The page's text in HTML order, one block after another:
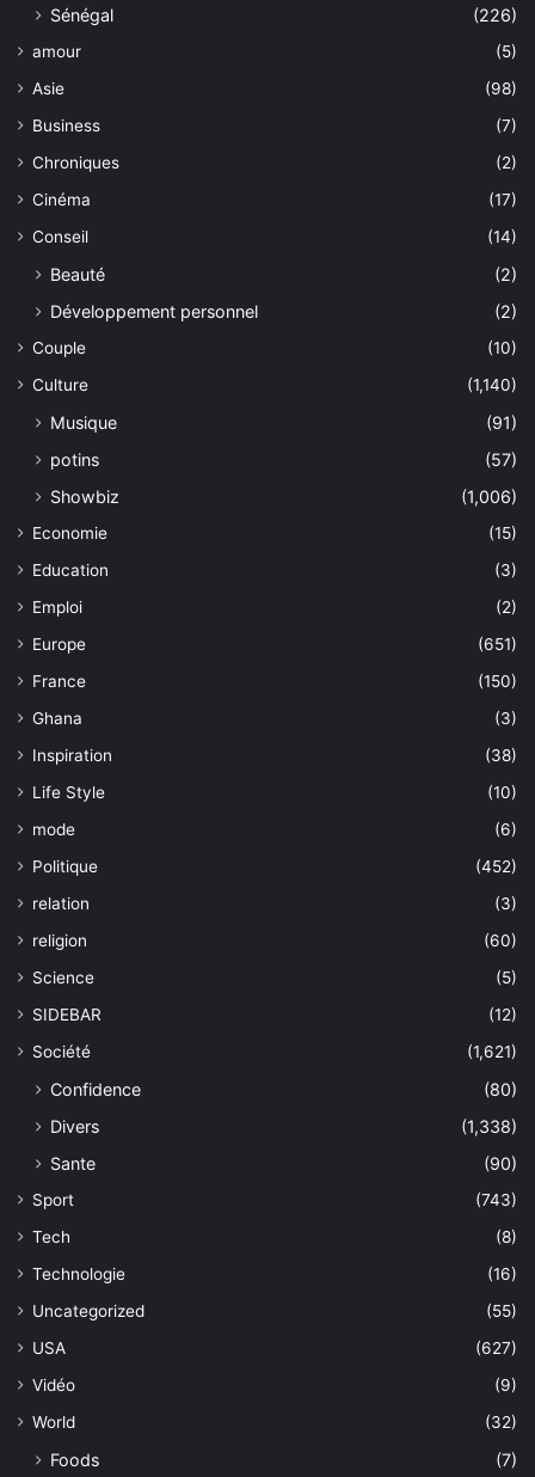
Sénégal
(226)
amour
(5)
Asie
(98)
Business
(7)
Chroniques
(2)
Cinéma
(17)
Conseil
(14)
Beauté
(2)
Développement personnel
(2)
Couple
(10)
Culture
(1,140)
Musique
(91)
potins
(57)
Showbiz
(1,006)
Economie
(15)
Education
(3)
Emploi
(2)
Europe
(651)
France
(150)
Ghana
(3)
Inspiration
(38)
Life Style
(10)
mode
(6)
Politique
(452)
relation
(3)
religion
(60)
Science
(5)
SIDEBAR
(12)
Société
(1,621)
Confidence
(80)
Divers
(1,338)
Sante
(90)
Sport
(743)
Tech
(8)
Technologie
(16)
Uncategorized
(55)
USA
(627)
Vidéo
(9)
World
(32)
Foods
(7)